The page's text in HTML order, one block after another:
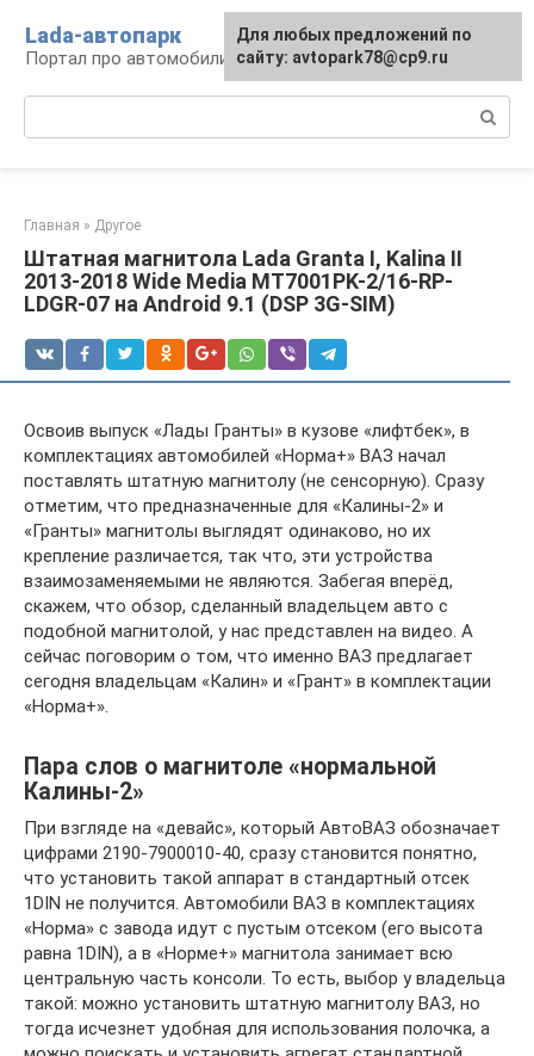
контенту
Lada-автопарк
Портал про автомобили Lada
Главная » Другое
Штатная магнитола Lada Granta I, Kalina II
2013-2018 Wide Media MT7001PK-2/16-RP-
LDGR-07 на Android 9.1 (DSP 3G-SIM)
Освоив выпуск «Лады Гранты» в кузове «лифтбек», в
комплектациях автомобилей «Норма+» ВАЗ начал
поставлять штатную магнитолу (не сенсорную). Сразу
отметим, что предназначенные для «Калины-2» и
«Гранты» магнитолы выглядят одинаково, но их
крепление различается, так что, эти устройства
взаимозаменяемыми не являются. Забегая вперёд,
скажем, что обзор, сделанный владельцем авто с
подобной магнитолой, у нас представлен на видео. А
сейчас поговорим о том, что именно ВАЗ предлагает
сегодня владельцам «Калин» и «Грант» в комплектации
«Норма+».
Пара слов о магнитоле «нормальной
Калины-2»
При взгляде на «девайс», который АвтоВАЗ обозначает
цифрами 2190-7900010-40, сразу становится понятно,
что установить такой аппарат в стандартный отсек
1DIN не получится. Автомобили ВАЗ в комплектациях
«Норма» с завода идут с пустым отсеком (его высота
равна 1DIN), а в «Норме+» магнитола занимает всю
центральную часть консоли. То есть, выбор у владельца
такой: можно установить штатную магнитолу ВАЗ, но
тогда исчезнет удобная для использования полочка, а
Для любых предложений по
сайту: avtopark78@cp9.ru